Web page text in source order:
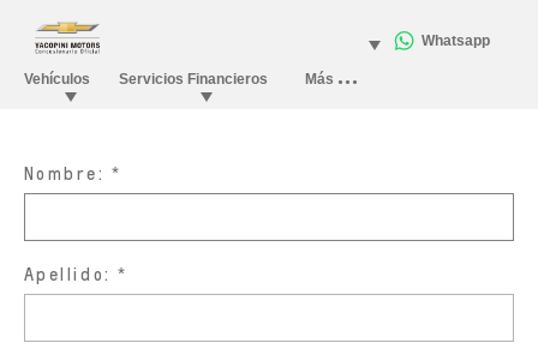
Nombre:
Apellido: